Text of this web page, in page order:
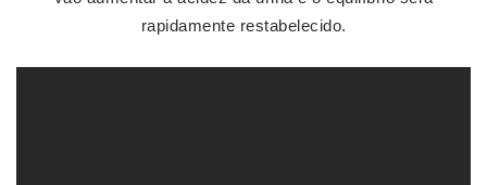
rapidamente restabelecido.